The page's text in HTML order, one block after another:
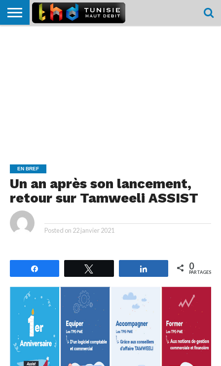
EN BREF
Un an après son lancement,
retour sur Tamweeli ASSIST
Posted on 22 janvier 2021
Partagez 0
PARTAGES